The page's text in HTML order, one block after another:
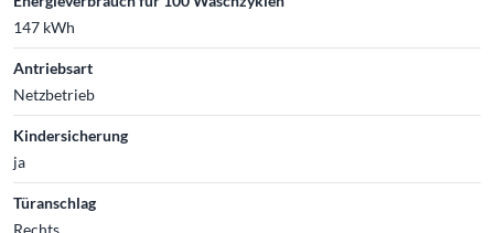
147 kWh
Antriebsart
Netzbetrieb
Kindersicherung
ja
Türanschlag
Rechts